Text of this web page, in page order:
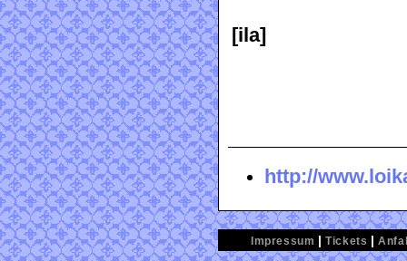
[ila]
http://
Impressum |Tickets |